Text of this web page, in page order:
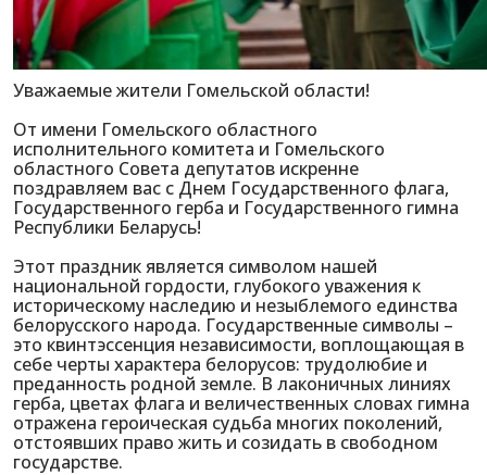
Уважаемые жители Гомельской области!
От имени Гомельского областного
исполнительного комитета и Гомельского
областного Совета депутатов искренне
поздравляем вас с Днем Государственного флага,
Государственного герба и Государственного гимна
Республики Беларусь!
Этот праздник является символом нашей
национальной гордости, глубокого уважения к
историческому наследию и незыблемого единства
белорусского народа. Государственные символы –
это квинтэссенция независимости, воплощающая в
себе черты характера белорусов: трудолюбие и
преданность родной земле. В лаконичных линиях
герба, цветах флага и величественных словах гимна
отражена героическая судьба многих поколений,
отстоявших право жить и созидать в свободном
государстве.